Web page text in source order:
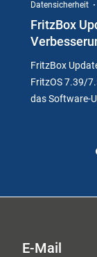
Datensicherheit
FritzBox
FritzBox
FritzOS 7.39/
das Software-
E-Mail